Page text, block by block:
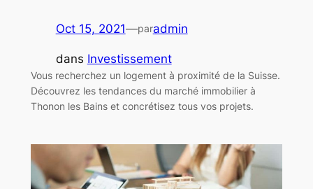
Oct 15, 2021—paradmin
dans Investissement
Vous recherchez un logement à proximité de la Suisse.
Découvrez les tendances du marché immobilier à
Thonon les Bains et concrétisez tous vos projets.